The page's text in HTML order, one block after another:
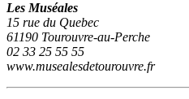
Les Muséales
15 rue du Quebec
61190 Tourouvre-au-Perche
02 33 25 55 55
www.musealesdetourouvre.fr